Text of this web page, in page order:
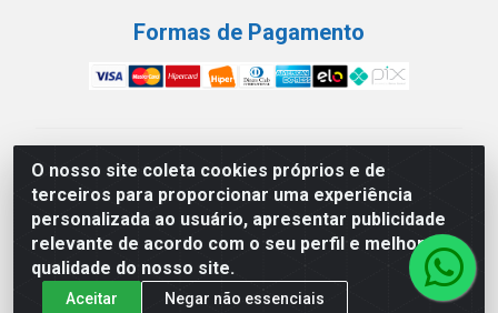
O nosso site coleta cookies próprios e de
terceiros para proporcionar uma experiência
personalizada ao usuário, apresentar publicidade
relevante de acordo com o seu perfil e melhorar a
qualidade do nosso site.
Aceitar Negar não essenciais
Formas de Pagamento
América Latina Indústria e Comércio de Vidros LTDA -
CNPJ 19.813.045/0001-03 - Rua Carlos Drummond de
Andrade, 151 Núcleo Industrial III – Cascavel/PR - CEP
85.811-530